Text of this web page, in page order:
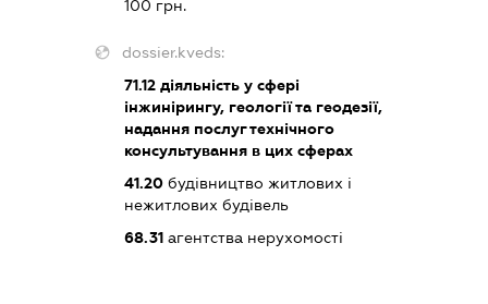
100 грн.
dossier.kveds:
71.12 діяльність у сфері
інжинірингу, геології та геодезії,
надання послуг технічного
консультування в цих сферах
41.20 будівництво житлових і
нежитлових будівель
68.31 агентства нерухомості